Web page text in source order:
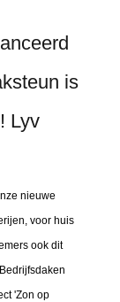
is
Lyv
nieuwe
voor huis
ook dit
'Zon op